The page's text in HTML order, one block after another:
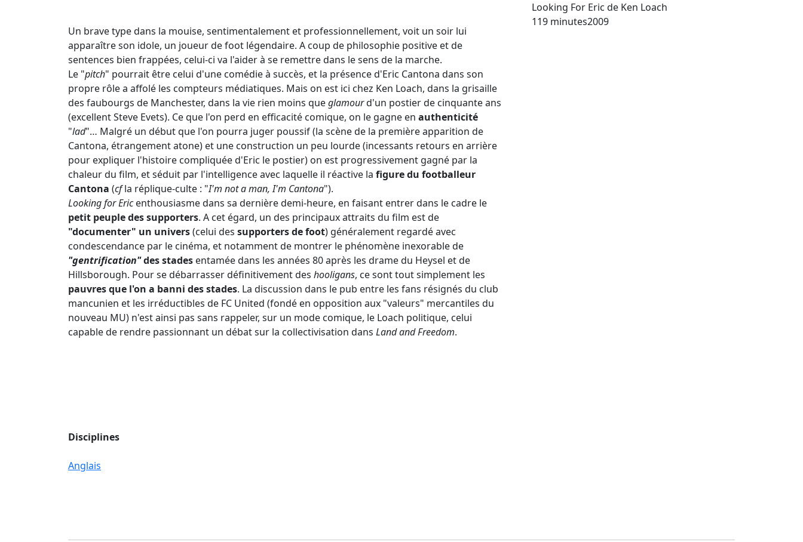
Un brave type dans la mouise, sentimentalement et professionnellement, voit un soir lui
apparaître son idole, un joueur de foot légendaire. A coup de philosophie positive et de
sentences bien frappées, celui-ci va l'aider à se remettre dans le sens de la marche.
Le "pitch" pourrait être celui d'une comédie à succès, et la présence d'Eric Cantona dans son
propre rôle a affolé les compteurs médiatiques. Mais on est ici chez Ken Loach, dans la grisaille
des faubourgs de Manchester, dans la vie rien moins queglamourd'un postier de cinquante ans
(excellent Steve Evets). Ce que l'on perd en efficacité comique, on le gagne en authenticité
"lad"… Malgré un début que l'on pourra juger poussif (la scène de la première apparition de
Cantona, étrangement atone) et une construction un peu lourde (incessants retours en arrière
pour expliquer l'histoire compliquée d'Eric le postier) on est progressivement gagné par la
chaleur du film, et séduit par l'intelligence avec laquelle il réactive la figure du footballeur
Cantona (cfla réplique-culte : "I'm not a man, I'm Cantona").
Looking for Ericenthousiasme dans sa dernière demi-heure, en faisant entrer dans le cadre le
petit peuple des supporters. A cet égard, un des principaux attraits du film est de
"documenter" un univers(celui des supporters de foot) généralement regardé avec
condescendance par le cinéma, et notamment de montrer le phénomène inexorable de
"gentrification"des stades entamée dans les années 80 après les drame du Heysel et de
Hillsborough. Pour se débarrasser définitivement des hooligans, ce sont tout simplement les
pauvres que l'on a banni des stades. La discussion dans le pub entre les fans résignés du club
mancunien et les irréductibles de FC United (fondé en opposition aux "valeurs" mercantiles du
nouveau MU) n'est ainsi pas sans rappeler, sur un mode comique, le Loach politique, celui
capable de rendre passionnant un débat sur la collectivisation dans Land and Freedom.
Disciplines
Anglais
Looking For Eric de Ken Loach
119 minutes2009